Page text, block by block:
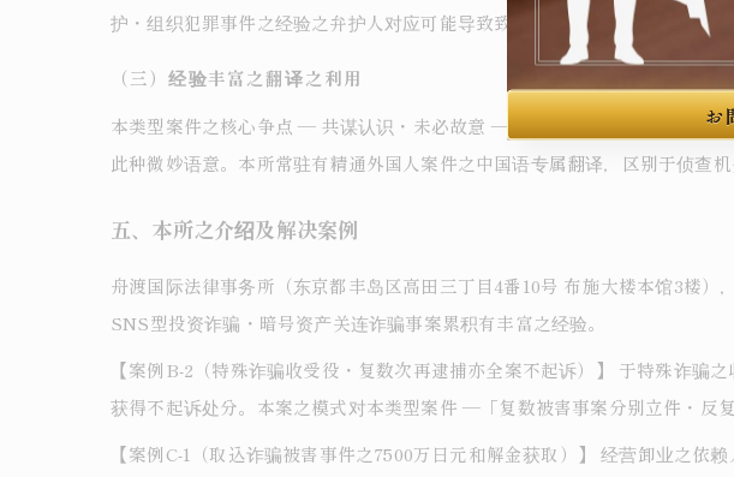
护・组织犯罪事件之经验之弁护人对应可能导致致命之失败。
（三）经验丰富之翻译之利用
本类型案件之核心争点 ― 共谋认识・未必故意 ― 之有无，最终透过本人之
此种微妙语意。本所常驻有精通外国人案件之中国语专属翻译，区别于侦查
五、本所之介绍及解决案例
舟渡国际法律事务所（东京都丰岛区高田三丁目4番10号 布施大楼本馆3楼
SNS型投资诈骗・暗号资产关连诈骗事案累积有丰富之经验。
【案例B-2（特殊诈骗收受役・复数次再逮捕亦全案不起诉）】 于特殊诈骗
获得不起诉处分。本案之模式对本类型案件 ―「复数被害事案分别立件・反
【案例C-1（取込诈骗被害事件之7500万日元和解金获取）】 经营卸业之
お
お